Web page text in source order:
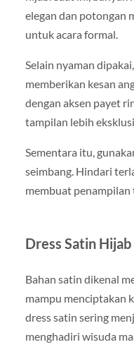
elegan dan potongan
untuk acara formal.
Selain nyaman
memberikan kesan
dengan aksen payet
tampilan lebih
Sementara itu,
seimbang. Hindari
membuat
Dress Satin Hijab
Bahan satin dikenal
mampu menciptakan
dress satin sering
menghadiri wisuda